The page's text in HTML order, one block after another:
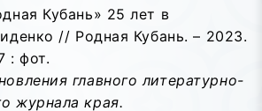
Кубань» 25 лет в
// Родная Кубань. – 2023.
: фот.
главного литературно-
журнала края.